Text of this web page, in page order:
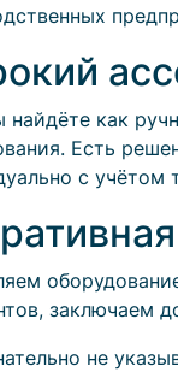
найдёте как
Есть
с учётом
заключаем
не